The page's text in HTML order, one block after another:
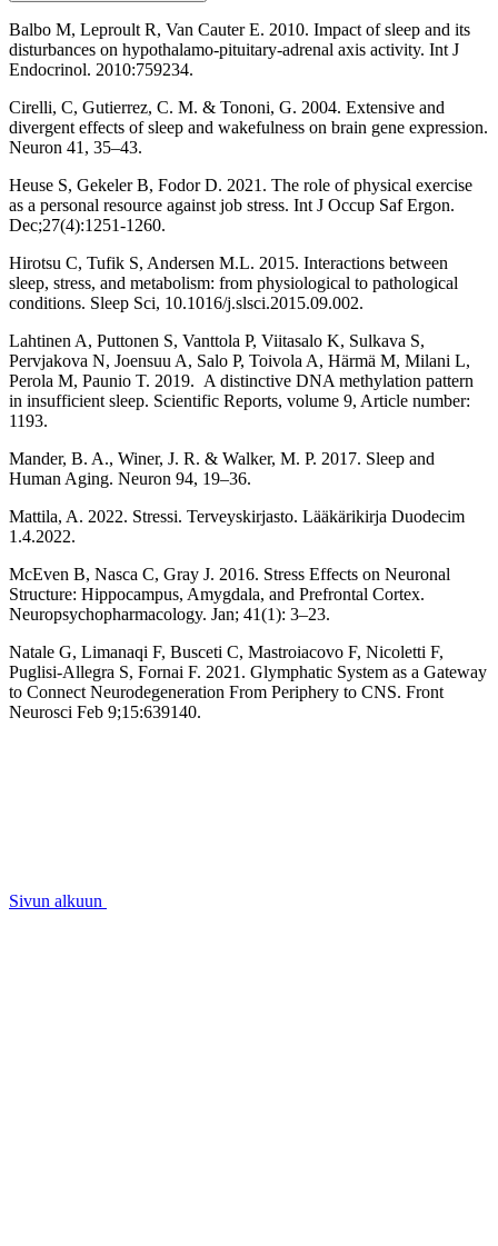
Balbo M, Leproult R, Van Cauter E. 2010. Impact of sleep and its
disturbances on hypothalamo-pituitary-adrenal axis activity. Int J
Endocrinol. 2010:759234.
Cirelli, C, Gutierrez, C. M. & Tononi, G. 2004. Extensive and
divergent effects of sleep and wakefulness on brain gene expression.
Neuron 41, 35–43.
Heuse S, Gekeler B, Fodor D. 2021. The role of physical exercise
as a personal resource against job stress. Int J Occup Saf Ergon.
Dec;27(4):1251-1260.
Hirotsu C, Tufik S, Andersen M.L. 2015. Interactions between
sleep, stress, and metabolism: from physiological to pathological
conditions. Sleep Sci, 10.1016/j.slsci.2015.09.002.
Lahtinen A, Puttonen S, Vanttola P, Viitasalo K, Sulkava S,
Pervjakova N, Joensuu A, Salo P, Toivola A, Härmä M, Milani L,
Perola M, Paunio T. 2019. A distinctive DNA methylation pattern
in insufficient sleep. Scientific Reports, volume 9, Article number:
1193.
Mander, B. A., Winer, J. R. & Walker, M. P. 2017. Sleep and
Human Aging. Neuron 94, 19–36.
Mattila, A. 2022. Stressi. Terveyskirjasto. Lääkärikirja Duodecim
1.4.2022.
McEven B, Nasca C, Gray J. 2016. Stress Effects on Neuronal
Structure: Hippocampus, Amygdala, and Prefrontal Cortex.
Neuropsychopharmacology. Jan; 41(1): 3–23.
Natale G, Limanaqi F, Busceti C, Mastroiacovo F, Nicoletti F,
Puglisi-Allegra S, Fornai F. 2021. Glymphatic System as a Gateway
to Connect Neurodegeneration From Periphery to CNS. Front
Neurosci Feb 9;15:639140.
Sivun alkuun